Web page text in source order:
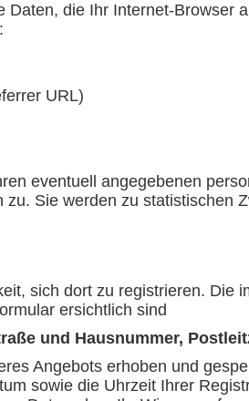
die Ihr Internet-Browser
URL)
eventuell angegebenen
Sie werden zu statistischen
sich dort zu registrieren. Die
ersichtlich sind
und Hausnummer,
Angebots erhoben und
sowie die Uhrzeit Ihrer